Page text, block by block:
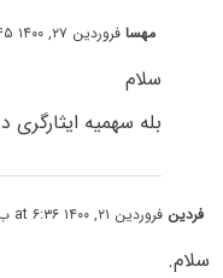
مهسافروردین ۲۷, ۱۴۰۰ at ۱:۴۵ ق٫ظ
سلام
بله سهمیه ایثارگری
فردین فروردین ۲۱, ۱۴۰۰ at ۶:۳۶ ب٫ظ
سلام.